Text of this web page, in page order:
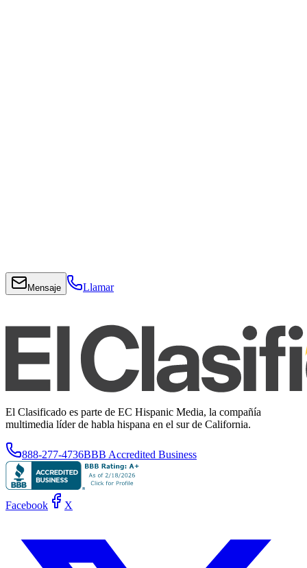
Mensaje Llamar
El Clasificado es parte de EC Hispanic Media, la compañía
multimedia líder de habla hispana en el sur de California.
888-277-4736BBB Accredited Business
Facebook X